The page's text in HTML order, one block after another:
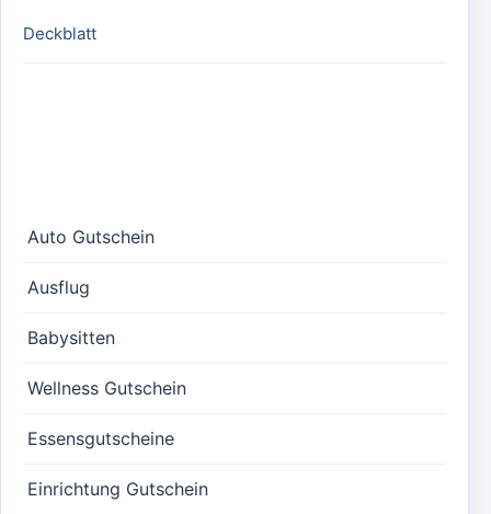
Deckblatt
Auto Gutschein
Ausflug
Babysitten
Wellness Gutschein
Essensgutscheine
Einrichtung Gutschein